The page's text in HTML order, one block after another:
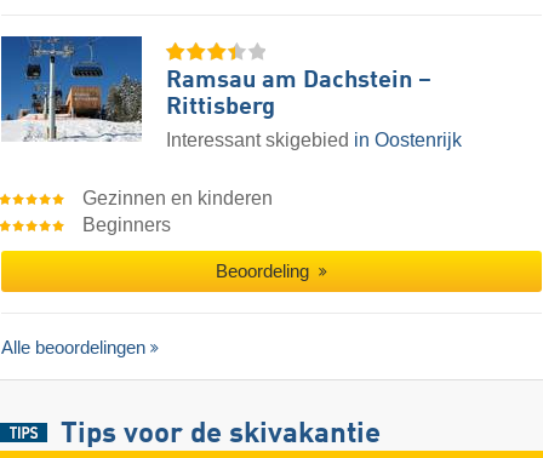
Ramsau am Dachstein –
Rittisberg
Interessant skigebied in Oostenrijk
Gezinnen en kinderen
Beginners
Beoordeling
Alle beoordelingen
Tips voor de skivakantie